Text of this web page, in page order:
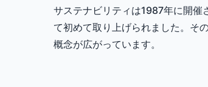
サステナビリティは1987年に開催
て初めて取り上げられました。そ
概念が広がっています。